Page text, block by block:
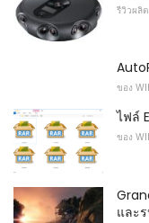
รีวิวผลิ
ของ
ไฟล์
ของ
และ